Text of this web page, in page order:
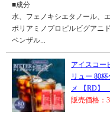
■成分
水、フェノキシエタノール、
ポリアミノプロピルビグアニ
ベンザル...
アイスコー
リュー 80
メ 【RD】
販売価格：